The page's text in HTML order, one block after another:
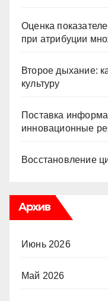
Оценка
при атрибуции
Второе дыхание:
культуру
Поставка
инновационные
Восстановление
Архив
Июнь 2026
Май 2026